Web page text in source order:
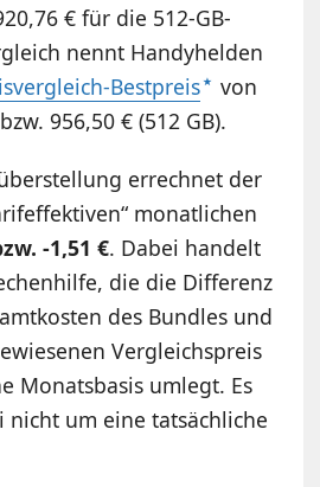
€ für die 512-GB-
nennt Handyhelden
Bestpreis
von
956,50 € (512 GB).
errechnet der
monatlichen
-1,51 €. Dabei handelt
die die Differenz
des Bundles und
Vergleichspreis
Monatsbasis umlegt. Es
nicht um eine tatsächliche